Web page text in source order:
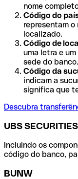
nome
Código do
representam o
localizado.
Código de
uma letra e
sede do banco.
Código da
indicam a
significa que
Descubra
UBS
Incluindo os
código do banco,
BUNW